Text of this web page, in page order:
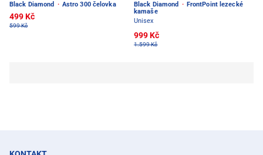
Black Diamond · Astro 300 čelovka
499 Kč
599 Kč
Black Diamond · FrontPoint lezecké
kamaše
Unisex
999 Kč
1.599 Kč